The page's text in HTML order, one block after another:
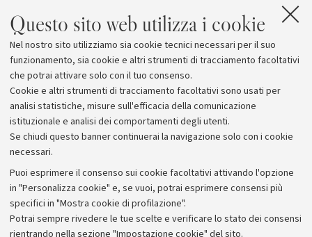
Questo sito web utilizza i cookie
Nel nostro sito utilizziamo sia cookie tecnici necessari per il suo
funzionamento, sia cookie e altri strumenti di tracciamento facoltativi
che potrai attivare solo con il tuo consenso.
Cookie e altri strumenti di tracciamento facoltativi sono usati per
analisi statistiche, misure sull'efficacia della comunicazione
istituzionale e analisi dei comportamenti degli utenti.
Se chiudi questo banner continuerai la navigazione solo con i cookie
necessari.
Puoi esprimere il consenso sui cookie facoltativi attivando l'opzione
in "Personalizza cookie" e, se vuoi, potrai esprimere consensi più
specifici in "Mostra cookie di profilazione".
Potrai sempre rivedere le tue scelte e verificare lo stato dei consensi
rientrando nella sezione "Impostazione cookie" del sito.
Archivio
Comunicati stampa
Redazione